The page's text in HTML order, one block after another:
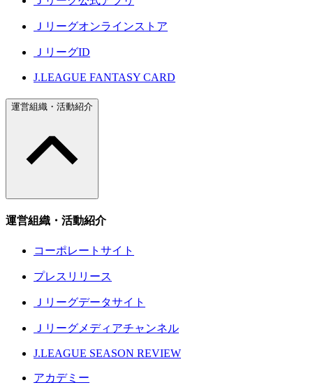
Ｊリーグオンラインストア
ＪリーグID
J.LEAGUE FANTASY CARD
運営組織・活動紹介
運営組織・活動紹介
コーポレートサイト
プレスリリース
Ｊリーグデータサイト
Ｊリーグメディアチャンネル
J.LEAGUE SEASON REVIEW
アカデミー